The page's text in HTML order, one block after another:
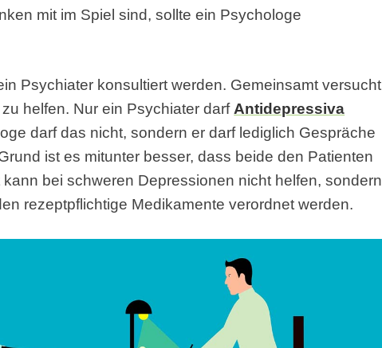
mit im Spiel sind, sollte ein Psychologe
Psychiater konsultiert werden. Gemeinsamt versucht
helfen. Nur ein Psychiater darf Antidepressiva
darf das nicht, sondern er darf lediglich Gespräche
ist es mitunter besser, dass beide den Patienten
bei schweren Depressionen nicht helfen, sondern
rezeptpflichtige Medikamente verordnet werden.